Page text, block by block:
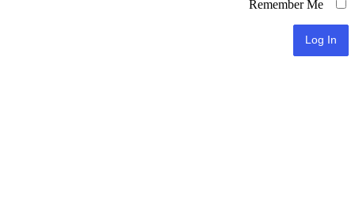
Remember Me